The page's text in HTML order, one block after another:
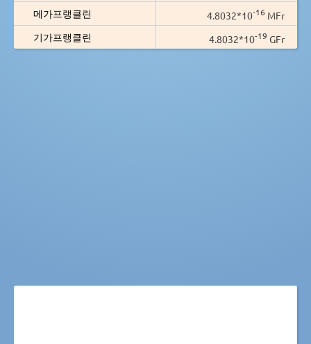
메가프랭클린
4.8032*10-16 MFr
기가프랭클린
4.8032*10-19 GFr